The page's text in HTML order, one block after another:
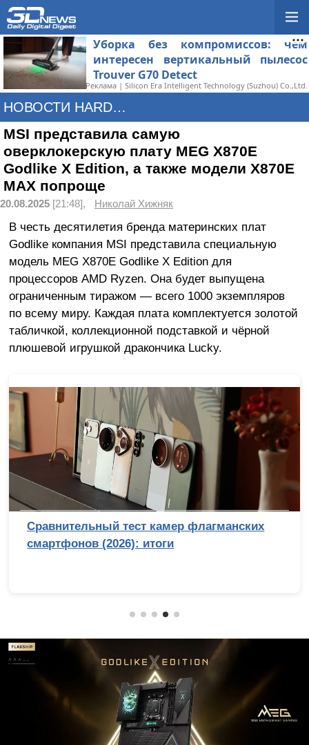
Уборка без компромиссов: чем
интересен вертикальный пылесос
Trouver G70 Detect
Реклама | Silicon Era Intelligent Technology (Suzhou) Co.,Ltd.
НОВОСТИ HARDWARE
MSI представила самую
оверклокерскую плату MEG X870E
Godlike X Edition, а также модели X870E
MAX попроще
20.08.2025 [21:48], Николай Хижняк
В честь десятилетия бренда материнских плат
Godlike компания MSI представила специальную
модель MEG X870E Godlike X Edition для
процессоров AMD Ryzen. Она будет выпущена
ограниченным тиражом — всего 1000 экземпляров
по всему миру. Каждая плата комплектуется золотой
табличкой, коллекционной подставкой и чёрной
плюшевой игрушкой дракончика Lucky.
Сравнительный тест камер флагманских
смартфонов (2026): итоги